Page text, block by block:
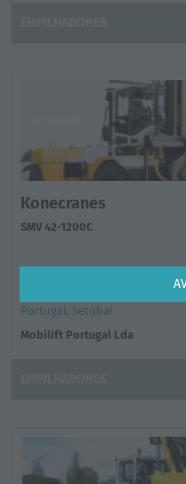
Konecranes
SMV 42-1200C
Portugal, Setúbal
Mobilift Portugal Lda